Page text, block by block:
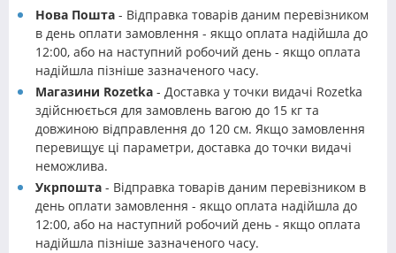
Нова Пошта - Відправка товарів даним перевізником
в день оплати замовлення - якщо оплата надійшла до
12:00, або на наступний робочий день - якщо оплата
надійшла пізніше зазначеного часу.
Магазини Rozetka - Доставка у точки видачі Rozetka
здійснюється для замовлень вагою до 15 кг та
довжиною відправлення до 120 см. Якщо замовлення
перевищує ці параметри, доставка до точки видачі
неможлива.
Укрпошта - Відправка товарів даним перевізником в
день оплати замовлення - якщо оплата надійшла до
12:00, або на наступний робочий день - якщо оплата
надійшла пізніше зазначеного часу.